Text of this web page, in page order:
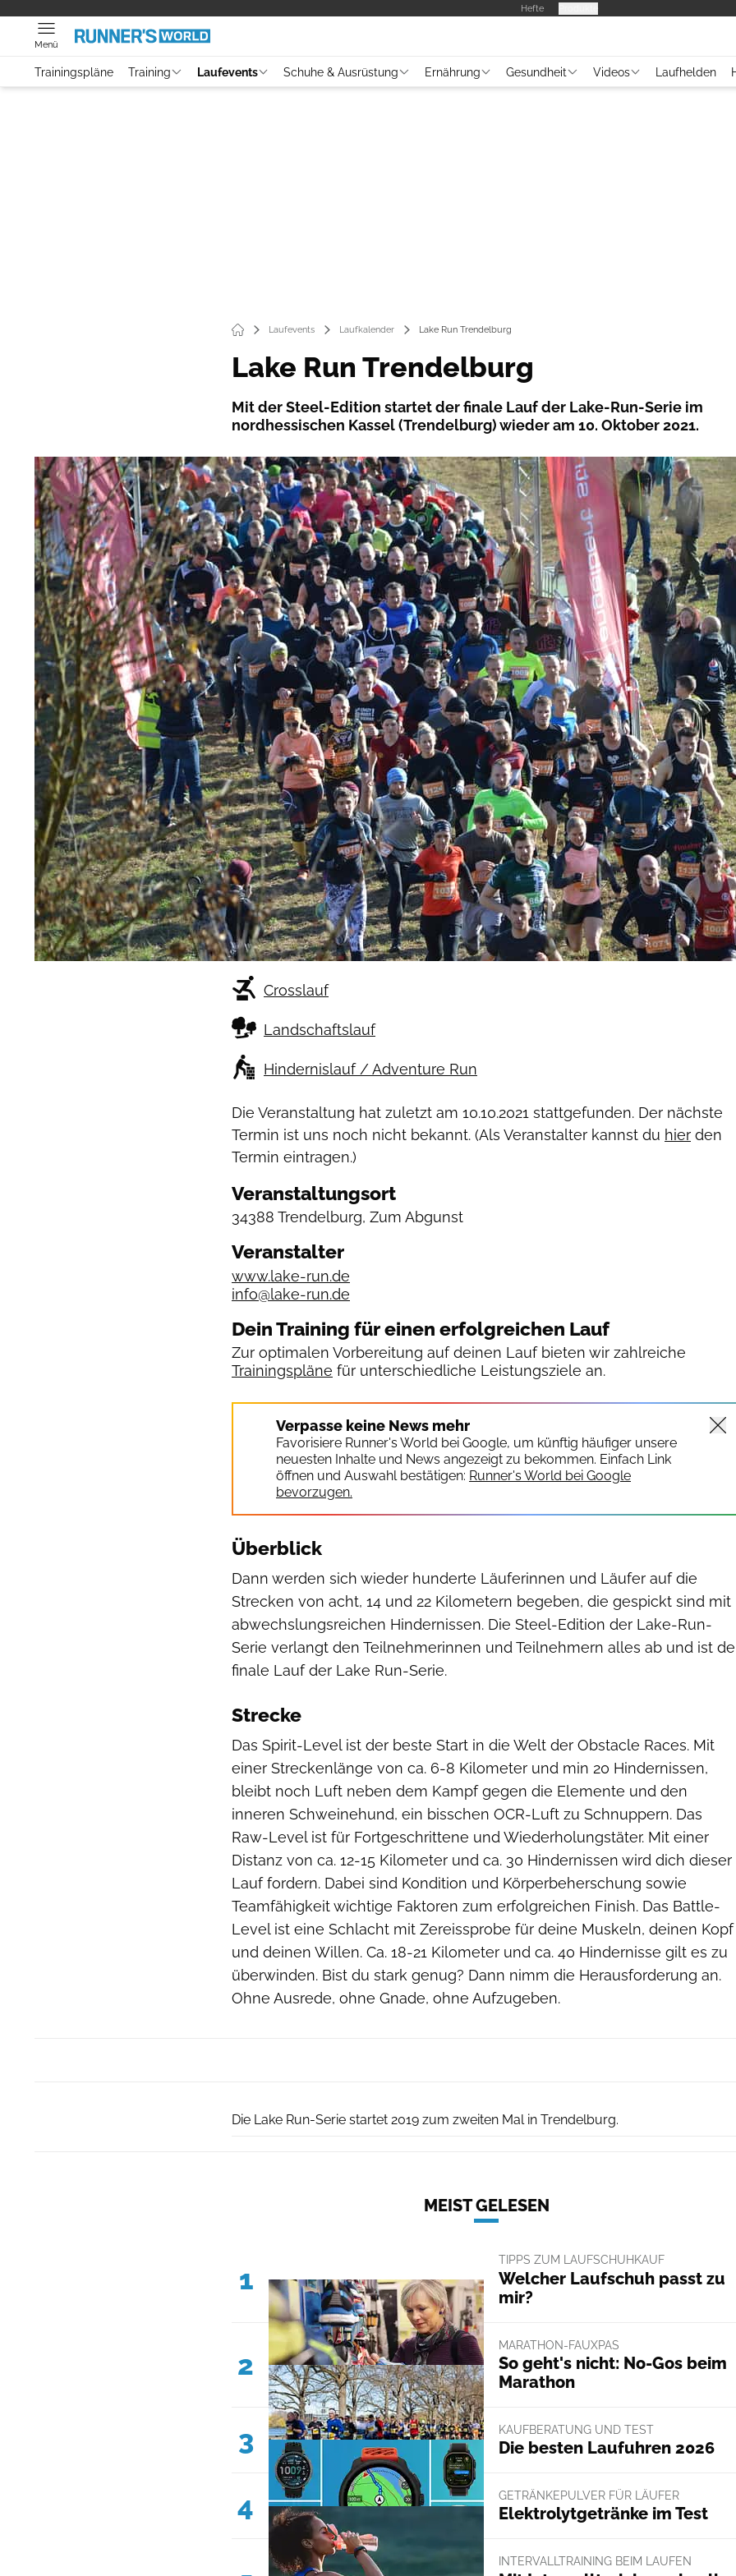
Hefte
Menü
Trainingspläne Training Laufevents Schuhe & Ausrüstung Ernährung Gesundheit Videos Laufhelden
Laufevents Laufkalender Lake Run Trendelburg
Lake Run Trendelburg
Mit der Steel-Edition startet der finale Lauf der Lake-Run-Serie im
nordhessischen Kassel (Trendelburg) wieder am 10. Oktober 2021.
Crosslauf
Landschaftslauf
Hindernislauf / Adventure Run
Die Veranstaltung hat zuletzt am 10.10.2021 stattgefunden. Der nächste
Termin ist uns noch nicht bekannt. (Als Veranstalter kannst du hier den
Termin eintragen.)
Veranstaltungsort
34388 Trendelburg, Zum Abgunst
Veranstalter
www.lake-run.de
info@lake-run.de
Dein Training für einen erfolgreichen Lauf
Zur optimalen Vorbereitung auf deinen Lauf bieten wir zahlreiche
Trainingspläne für unterschiedliche Leistungsziele an.
Verpasse keine News mehr
Favorisiere Runner's World bei Google, um künftig häufiger unsere
neuesten Inhalte und News angezeigt zu bekommen. Einfach Link
öffnen und Auswahl bestätigen: Runner's World bei Google
bevorzugen.
Überblick
Dann werden sich wieder hunderte Läuferinnen und Läufer auf die
Strecken von acht, 14 und 22 Kilometern begeben, die gespickt sind mit
abwechslungsreichen Hindernissen. Die Steel-Edition der Lake-Run-
Serie verlangt den Teilnehmerinnen und Teilnehmern alles ab und ist
finale Lauf der Lake Run-Serie.
Strecke
Das Spirit-Level ist der beste Start in die Welt der Obstacle Races. Mit
einer Streckenlänge von ca. 6-8 Kilometer und min 20 Hindernissen,
bleibt noch Luft neben dem Kampf gegen die Elemente und den
inneren Schweinehund, ein bisschen OCR-Luft zu Schnuppern. Das
Raw-Level ist für Fortgeschrittene und Wiederholungstäter. Mit einer
Distanz von ca. 12-15 Kilometer und ca. 30 Hindernissen wird dich dieser
Lauf fordern. Dabei sind Kondition und Körperbeherschung sowie
Teamfähigkeit wichtige Faktoren zum erfolgreichen Finish. Das Battle-
Level ist eine Schlacht mit Zereissprobe für deine Muskeln, deinen Kopf
und deinen Willen. Ca. 18-21 Kilometer und ca. 40 Hindernisse gilt es zu
überwinden. Bist du stark genug? Dann nimm die Herausforderung an.
Ohne Ausrede, ohne Gnade, ohne Aufzugeben.
Die Lake Run-Serie startet 2019 zum zweiten Mal in Trendelburg.
MEIST GELESEN
1
TIPPS ZUM LAUFSCHUHKAUF
Welcher Laufschuh passt zu
mir?
2
MARATHON-FAUXPAS
So geht's nicht: No-Gos beim
Marathon
3 KAUFBERATUNG UND TEST
Die besten Laufuhren 2026
4 GETRÄNKEPULVER FÜR LÄUFER
Elektrolytgetränke im Test
INTERVALLTRAINING BEIM LAUFEN